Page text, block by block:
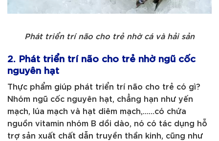
Phát triển trí não cho trẻ nhờ cá và hải sản
2. Phát triển trí não cho trẻ nhờ ngũ cốc
nguyên hạt
Thực phẩm giúp phát triển trí não cho trẻ có gì?
Nhóm ngũ cốc nguyên hạt, chẳng hạn như yến
mạch, lúa mạch và hạt diêm mạch,……có chứa
nguồn vitamin nhóm B dồi dào, nó có tác dụng hỗ
trợ sản xuất chất dẫn truyền thần kinh, cũng như